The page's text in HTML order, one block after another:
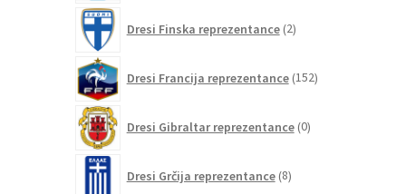
Dresi Finska reprezentance 2izdelka
Dresi Francija reprezentance 152izdelkov
Dresi Gibraltar reprezentance 0izdelkov
Dresi Grčija reprezentance 8izdelkov